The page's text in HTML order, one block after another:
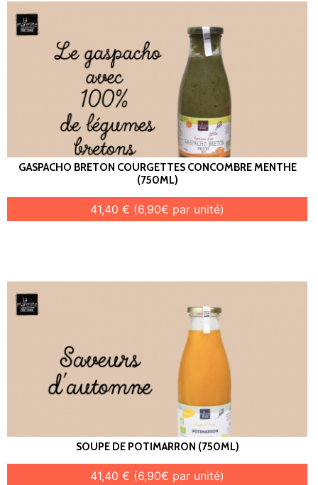
GASPACHO BRETON COURGETTES CONCOMBRE MENTHE
(750ML)
41,40 € (6,90€ par unité)
SOUPE DE POTIMARRON (750ML)
41,40 € (6,90€ par unité)